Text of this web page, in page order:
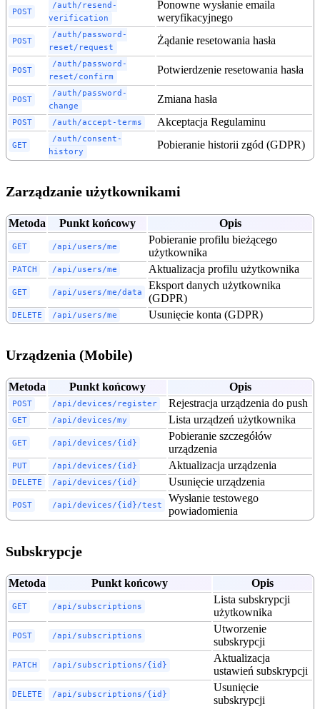
POST
/auth/resend-
verification
Ponowne wysłanie emaila
weryfikacyjnego
POST
/auth/password-
reset/request
Żądanie resetowania hasła
POST
/auth/password-
reset/confirm
Potwierdzenie resetowania hasła
POST
/auth/password-
change
Zmiana hasła
POST /auth/accept-terms Akceptacja Regulaminu
GET
/auth/consent-
history
Pobieranie historii zgód (GDPR)
Zarządzanie użytkownikami
Metoda Punkt końcowy Opis
GET /api/users/me
Pobieranie profilu bieżącego
użytkownika
PATCH /api/users/me Aktualizacja profilu użytkownika
GET /api/users/me/data
Eksport danych użytkownika
(GDPR)
DELETE /api/users/me Usunięcie konta (GDPR)
Urządzenia (Mobile)
Metoda Punkt końcowy Opis
POST /api/devices/register Rejestracja urządzenia do push
GET /api/devices/my Lista urządzeń użytkownika
GET /api/devices/{id}
Pobieranie szczegółów
urządzenia
PUT /api/devices/{id} Aktualizacja urządzenia
DELETE /api/devices/{id} Usunięcie urządzenia
POST /api/devices/{id}/test
Wysłanie testowego
powiadomienia
Subskrypcje
Metoda Punkt końcowy Opis
GET /api/subscriptions
Lista subskrypcji
użytkownika
POST /api/subscriptions
Utworzenie
subskrypcji
PATCH /api/subscriptions/{id}
Aktualizacja
ustawień subskrypcji
DELETE /api/subscriptions/{id}
Usunięcie
subskrypcji